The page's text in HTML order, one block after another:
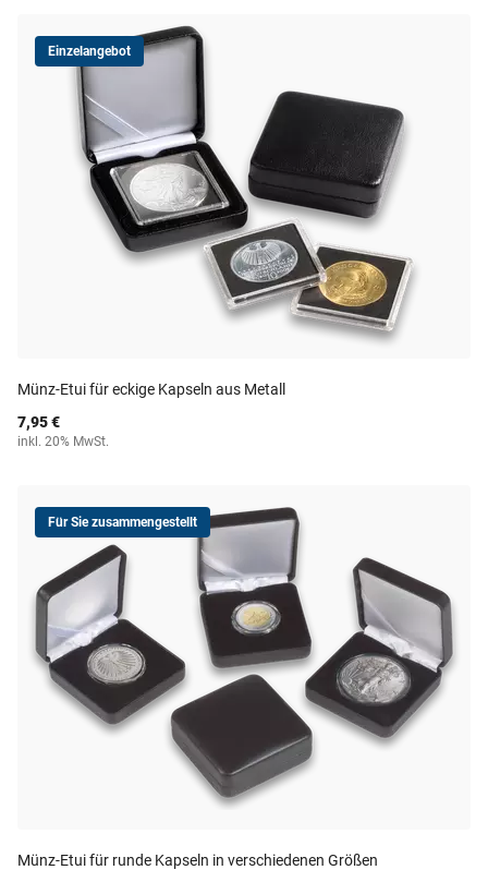
Einzelangebot
Münz-Etui für eckige Kapseln aus Metall
7,95 €
inkl. 20% MwSt.
Für Sie zusammengestellt
Münz-Etui für runde Kapseln in verschiedenen Größen